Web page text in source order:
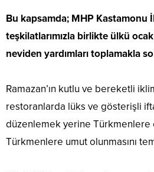
Bu kapsamda; MHP Kastamonu
teşkilatlarımızla birlikte ülkü
neviden yardımları toplamakla
Ramazan’ın kutlu ve bereketli
restoranlarda lüks ve gösterişli
düzenlemek yerine Türkmenlere
Türkmenlere umut olunmasını